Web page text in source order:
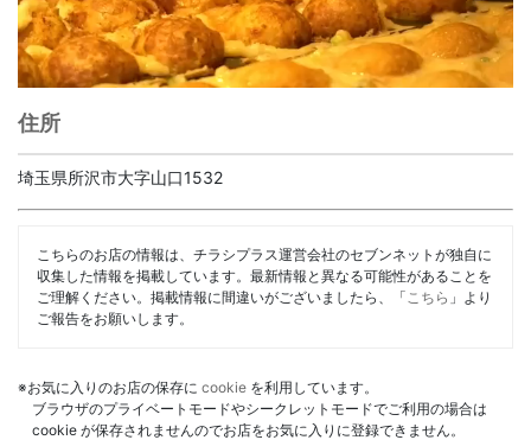
住所
埼玉県所沢市大字山口1532
こちらのお店の情報は、チラシプラス運営会社のセブンネットが独自に
収集した情報を掲載しています。最新情報と異なる可能性があることを
ご理解ください。掲載情報に間違いがございましたら、「 こちら 」より
ご報告をお願いします。
※お気に入りのお店の保存に cookie を利用しています。
ブラウザのプライベートモードやシークレットモードでご利用の場合は
cookie が保存されませんのでお店をお気に入りに登録できません。